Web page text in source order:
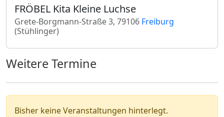
FRÖBEL Kita Kleine Luchse
Grete-Borgmann-Straße 3, 79106 Freiburg
(Stühlinger)
Weitere Termine
Bisher keine Veranstaltungen hinterlegt.